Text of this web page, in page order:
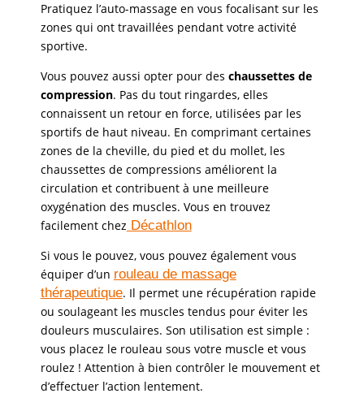
Pratiquez l’auto-massage en vous focalisant sur les
zones qui ont travaillées pendant votre activité
sportive.
Vous pouvez aussi opter pour des chaussettes de
compression. Pas du tout ringardes, elles
connaissent un retour en force, utilisées par les
sportifs de haut niveau. En comprimant certaines
zones de la cheville, du pied et du mollet, les
chaussettes de compressions améliorent la
circulation et contribuent à une meilleure
oxygénation des muscles. Vous en trouvez
facilement chez Décathlon
Si vous le pouvez, vous pouvez également vous
équiper d’un rouleau de massage
thérapeutique. Il permet une récupération rapide
ou soulageant les muscles tendus pour éviter les
douleurs musculaires. Son utilisation est simple :
vous placez le rouleau sous votre muscle et vous
roulez ! Attention à bien contrôler le mouvement et
d’effectuer l’action lentement.